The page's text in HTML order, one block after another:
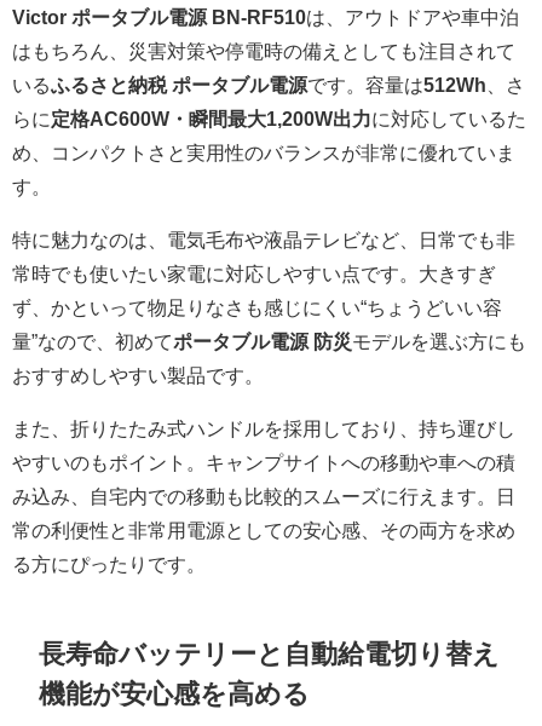
Victor ポータブル電源 BN-RF510は、アウトドアや車中泊
はもちろん、災害対策や停電時の備えとしても注目されて
いるふるさと納税 ポータブル電源です。容量は512Wh 、さ
らに定格AC600W・瞬間最大1,200W出力に対応しているた
め、コンパクトさと実用性のバランスが非常に優れていま
す。
特に魅力なのは、電気毛布や液晶テレビなど、日常でも非
常時でも使いたい家電に対応しやすい点です。大きすぎ
ず、かといって物足りなさも感じにくい“ちょうどいい容
量”なので、初めてポータブル電源 防災モデルを選ぶ方にも
おすすめしやすい製品です。
また、折りたたみ式ハンドルを採用しており、持ち運びし
やすいのもポイント。キャンプサイトへの移動や車への積
み込み、自宅内での移動も比較的スムーズに行えます。日
常の利便性と非常用電源としての安心感、その両方を求め
る方にぴったりです。
長寿命バッテリーと自動給電切り替え
機能が安心感を高める